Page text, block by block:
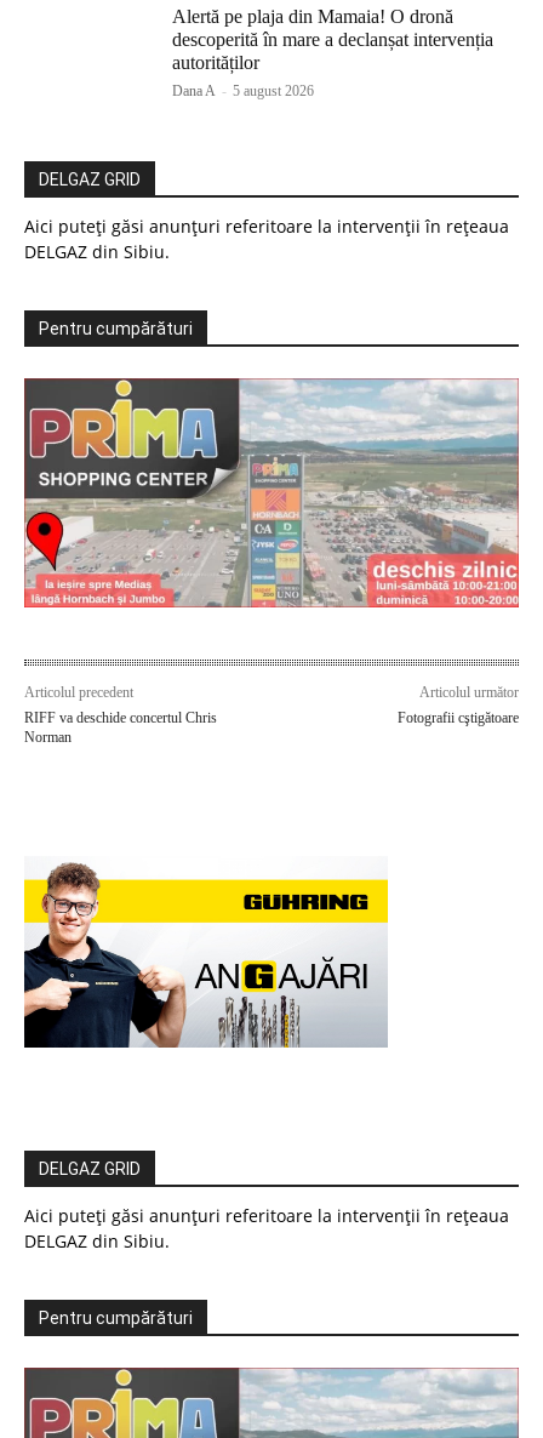
Alertă pe plaja din Mamaia! O dronă
descoperită în mare a declanșat intervenția
autorităților
Dana A - 5 august 2026
DELGAZ GRID
Aici puteți găsi anunțuri referitoare la intervenții în rețeaua
DELGAZ din Sibiu.
Pentru cumpărături
Articolul precedent
RIFF va deschide concertul Chris
Norman
Articolul următor
Fotografii cştigătoare
DELGAZ GRID
Aici puteți găsi anunțuri referitoare la intervenții în rețeaua
DELGAZ din Sibiu.
Pentru cumpărături